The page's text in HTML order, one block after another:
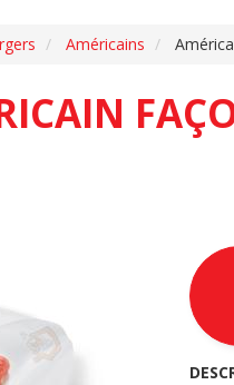
Américains